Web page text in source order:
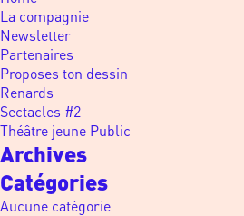
La compagnie
Newsletter
Partenaires
Proposes ton dessin
Renards
Sectacles #2
Théâtre jeune Public
Archives
Catégories
Aucune catégorie